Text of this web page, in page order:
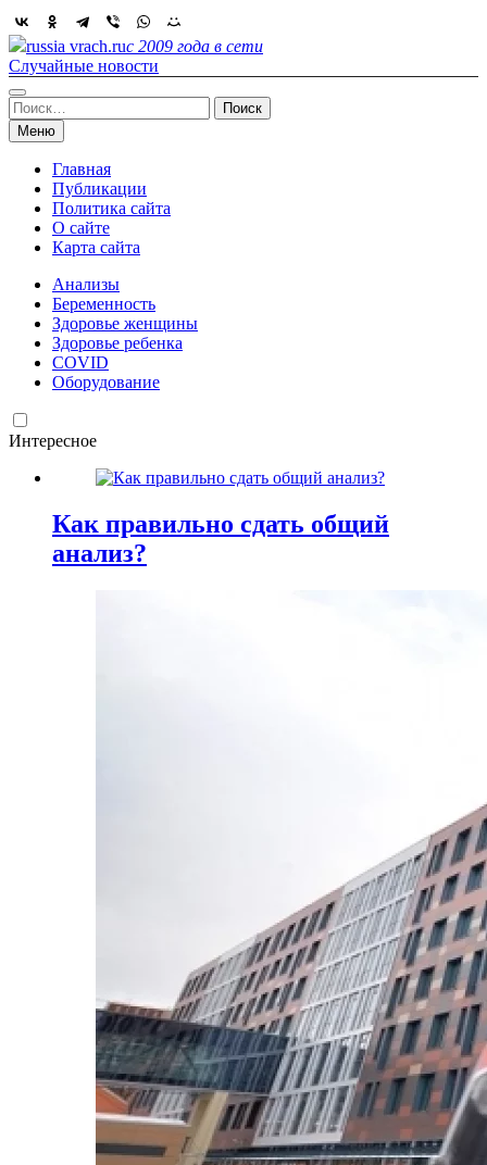
Skip
to
content
russia vrach.ruс 2009 года в сети
Случайные новости
Найти:
Меню
Главная
Публикации
Политика сайта
О сайте
Карта сайта
Анализы
Беременность
Здоровье женщины
Здоровье ребенка
COVID
Оборудование
Интересное
Как правильно сдать общий
анализ?